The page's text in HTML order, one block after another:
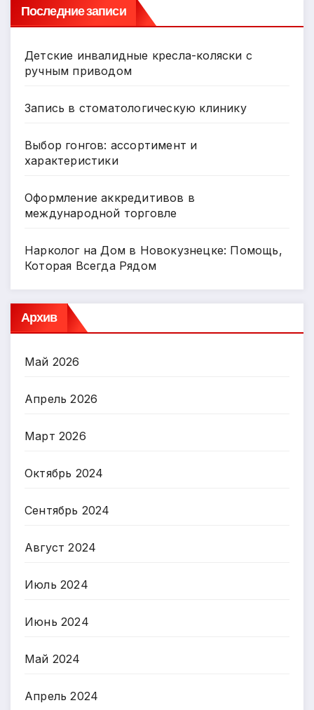
Последние записи
Детские инвалидные кресла-коляски с
ручным приводом
Запись в стоматологическую клинику
Выбор гонгов: ассортимент и
характеристики
Оформление аккредитивов в
международной торговле
Нарколог на Дом в Новокузнецке: Помощь,
Которая Всегда Рядом
Архив
Май 2026
Апрель 2026
Март 2026
Октябрь 2024
Сентябрь 2024
Август 2024
Июль 2024
Июнь 2024
Май 2024
Апрель 2024